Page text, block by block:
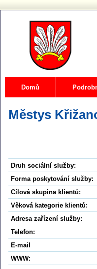
Domů
Městys
Druh sociální služby:
Forma poskytování služby:
Cílová skupina klientů:
Věková kategorie klientů:
Adresa zařízení služby:
Telefon:
E-mail
WWW: